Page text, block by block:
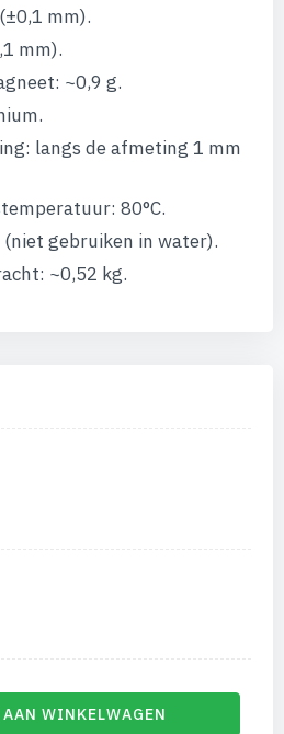
mm).
mm).
~0,9 g.
langs de afmeting 1 mm
80°C.
(niet gebruiken in water).
~0,52 kg.
AAN WINKELWAGEN